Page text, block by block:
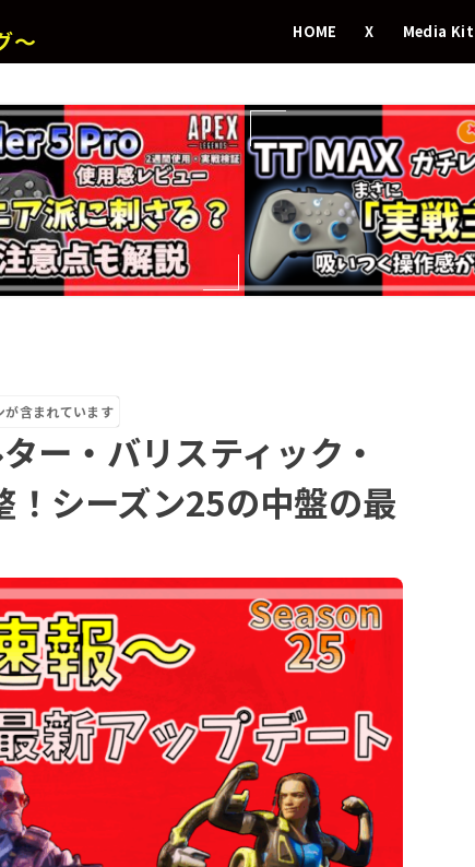
～ HOME X Media Kit
が含まれています
ー・バリスティック・
！シーズン25の中盤の最